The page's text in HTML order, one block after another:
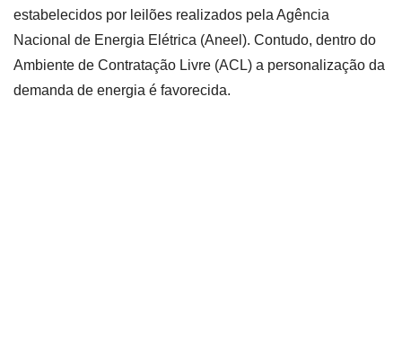
estabelecidos por leilões realizados pela Agência
Nacional de Energia Elétrica (Aneel). Contudo, dentro do
Ambiente de Contratação Livre (ACL) a personalização da
demanda de energia é favorecida.